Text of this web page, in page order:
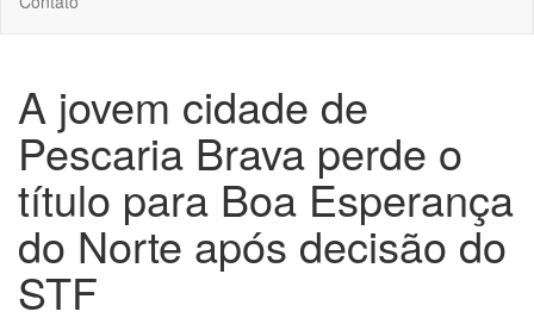
A jovem cidade de
Pescaria Brava perde o
título para Boa Esperança
do Norte após decisão do
STF